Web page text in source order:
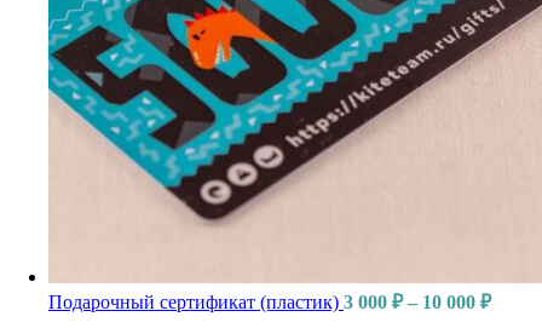
Подарочный сертификат (пластик) 3 000 ₽ – 10 000 ₽